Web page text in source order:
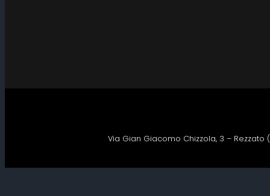
Via Gian Giacomo Chizzola, 3 – Rezzato